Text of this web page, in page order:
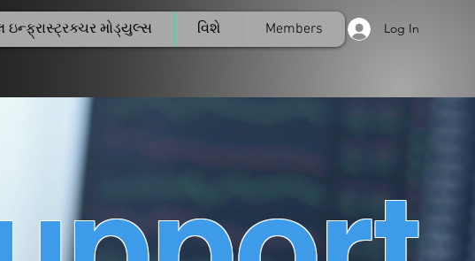
ઇન્ફ્રાસ્ટ્રક્ચર મોડ્યુલ્સ વિશે Members Log In